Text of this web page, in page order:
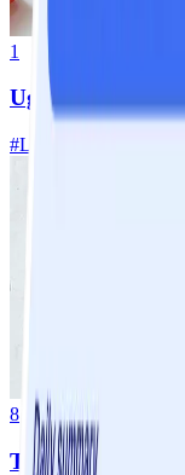
1
Ugnsrostad potatis
#Lätt
8
Tacos